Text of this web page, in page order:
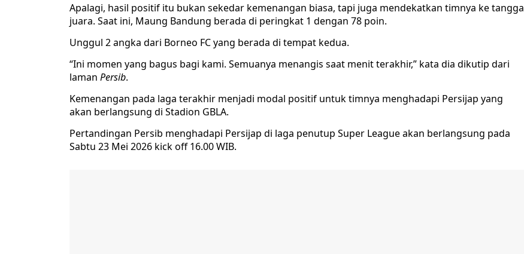
Apalagi, hasil positif itu bukan sekedar kemenangan biasa, tapi juga mendekatkan timnya ke tangga
juara. Saat ini, Maung Bandung berada di peringkat 1 dengan 78 poin.
Unggul 2 angka dari Borneo FC yang berada di tempat kedua.
“Ini momen yang bagus bagi kami. Semuanya menangis saat menit terakhir,” kata dia dikutip dari
laman Persib.
Kemenangan pada laga terakhir menjadi modal positif untuk timnya menghadapi Persijap yang
akan berlangsung di Stadion GBLA.
Pertandingan Persib menghadapi Persijap di laga penutup Super League akan berlangsung pada
Sabtu 23 Mei 2026 kick off 16.00 WIB.